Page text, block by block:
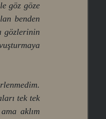
göz göze
benden
gözlerinin
tek tek
aklım